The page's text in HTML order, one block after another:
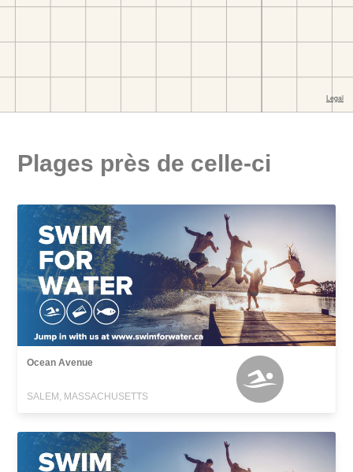
Plages près de celle-ci
Ocean Avenue
SALEM, MASSACHUSETTS